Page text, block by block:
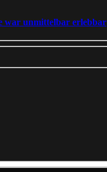
war unmittelbar erlebbar